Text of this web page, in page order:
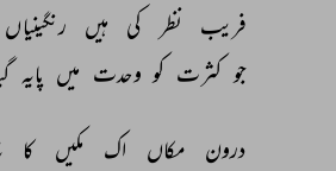
فریب نظر کی ہیں رنگینیاں
جو کثرت کو وحدت میں پایہ
درون مکاں اک مکیں کا